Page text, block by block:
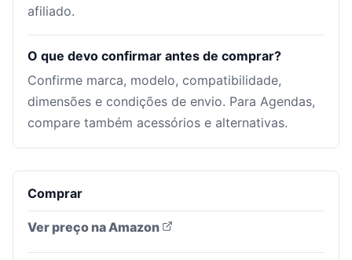
afiliado.
O que devo confirmar antes de comprar?
Confirme marca, modelo, compatibilidade,
dimensões e condições de envio. Para Agendas,
compare também acessórios e alternativas.
Comprar
Ver preço na Amazon